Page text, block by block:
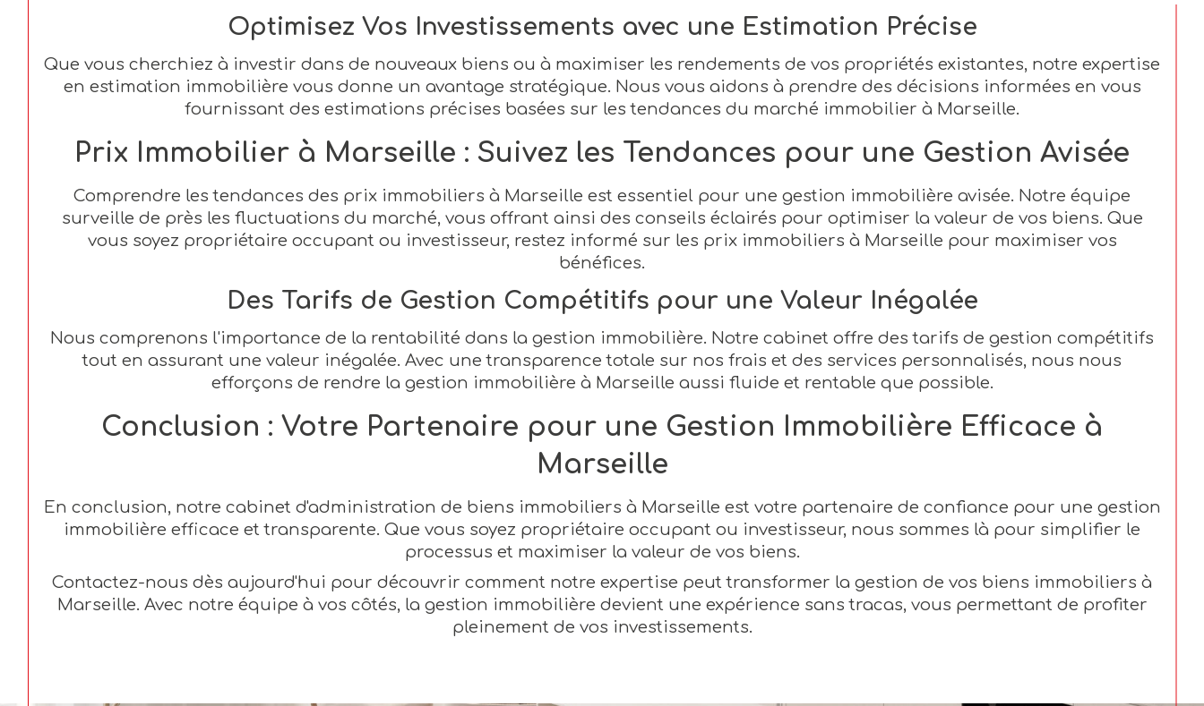
Optimisez Vos Investissements avec une Estimation Précise
Que vous cherchiez à investir dans de nouveaux biens ou à maximiser les rendements de vos propriétés existantes, notre expertise
en estimation immobilière vous donne un avantage stratégique. Nous vous aidons à prendre des décisions informées en vous
fournissant des estimations précises basées sur les tendances du marché immobilier à Marseille.
Prix Immobilier à Marseille : Suivez les Tendances pour une Gestion Avisée
Comprendre les tendances des prix immobiliers à Marseille est essentiel pour une gestion immobilière avisée. Notre équipe
surveille de près les fluctuations du marché, vous offrant ainsi des conseils éclairés pour optimiser la valeur de vos biens. Que
vous soyez propriétaire occupant ou investisseur, restez informé sur les prix immobiliers à Marseille pour maximiser vos
bénéfices.
Des Tarifs de Gestion Compétitifs pour une Valeur Inégalée
Nous comprenons l'importance de la rentabilité dans la gestion immobilière. Notre cabinet offre des tarifs de gestion compétitifs
tout en assurant une valeur inégalée. Avec une transparence totale sur nos frais et des services personnalisés, nous nous
efforçons de rendre la gestion immobilière à Marseille aussi fluide et rentable que possible.
Conclusion : Votre Partenaire pour une Gestion Immobilière Efficace à
Marseille
En conclusion, notre cabinet d'administration de biens immobiliers à Marseille est votre partenaire de confiance pour une gestion
immobilière efficace et transparente. Que vous soyez propriétaire occupant ou investisseur, nous sommes là pour simplifier le
processus et maximiser la valeur de vos biens.
Contactez-nous dès aujourd'hui pour découvrir comment notre expertise peut transformer la gestion de vos biens immobiliers à
Marseille. Avec notre équipe à vos côtés, la gestion immobilière devient une expérience sans tracas, vous permettant de profiter
pleinement de vos investissements.